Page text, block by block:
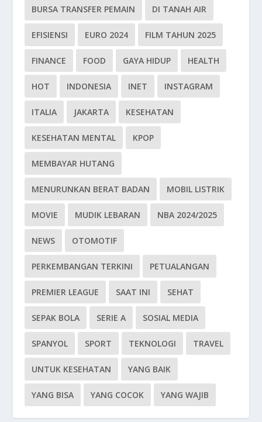
BURSA TRANSFER PEMAIN DI TANAH AIR
EFISIENSI EURO 2024 FILM TAHUN 2025
FINANCE FOOD GAYA HIDUP HEALTH
HOT INDONESIA INET INSTAGRAM
ITALIA JAKARTA KESEHATAN
KESEHATAN MENTAL KPOP
MEMBAYAR HUTANG
MENURUNKAN BERAT BADAN MOBIL LISTRIK
MOVIE MUDIK LEBARAN NBA 2024/2025
NEWS OTOMOTIF
PERKEMBANGAN TERKINI PETUALANGAN
PREMIER LEAGUE SAAT INI SEHAT
SEPAK BOLA SERIE A SOSIAL MEDIA
SPANYOL SPORT TEKNOLOGI TRAVEL
UNTUK KESEHATAN YANG BAIK
YANG BISA YANG COCOK YANG WAJIB